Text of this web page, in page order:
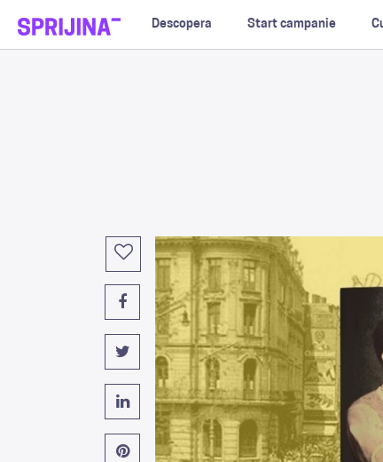
Descopera Start campanie